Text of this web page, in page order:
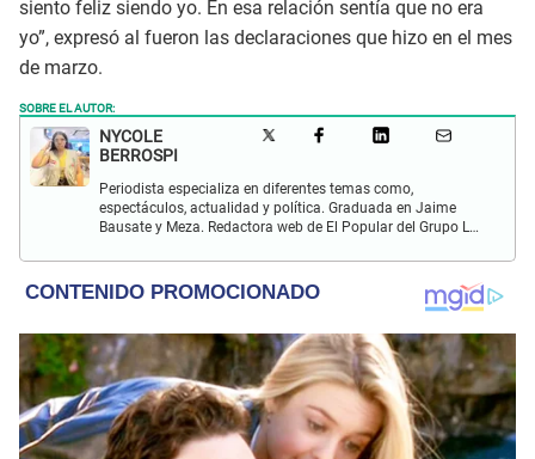
siento feliz siendo yo. En esa relación sentía que no era
yo”, expresó al fueron las declaraciones que hizo en el mes
de marzo.
SOBRE EL AUTOR:
NYCOLE
BERROSPI
Periodista especializa en diferentes temas como,
espectáculos, actualidad y política. Graduada en Jaime
Bausate y Meza. Redactora web de El Popular del Grupo La
producción de televisión.